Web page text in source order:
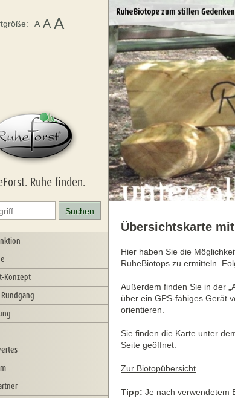
Ruhe finden.
Konzept
A A A
Übersichtskarte
Hier haben Sie die
RuheBiotops zu ermitteln.
Außerdem finden Sie in der
über ein GPS-fähiges Gerät
orientieren.
Sie finden die Karte unter
Seite geöffnet.
Zur Biotopübersicht
Tipp: Je nach verwendetem